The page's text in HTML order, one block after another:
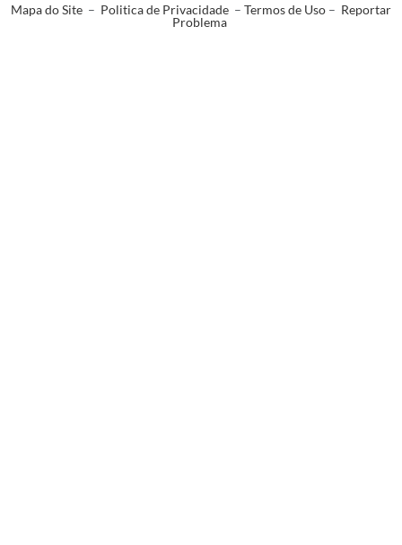
Mapa do Site – Politica de Privacidade – Termos de Uso – Reportar
Problema